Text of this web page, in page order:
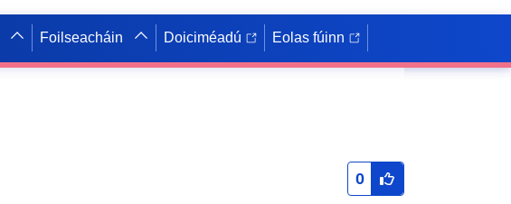
Foilseacháin Doiciméadú Eolas fúinn
0